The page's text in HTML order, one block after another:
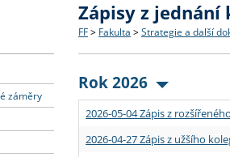
Struktura a historie
Strategie a další
Podpora a benefity pro
Absolventi fakulty
Co studovat a jak se
Učitelské studijní
Informace k průběhu
Bakalářské a magisterské
Doktorské studium
Rigorózní řízení
O vědě a výzkumu na FF
Akademické kvalifikace
Granty a projekty
Aktuální nabídky a
Vyjíždějící studenti
Přijíždějící studenti
Vyjíždějící zaměstnanci
záměry
Zápisy z jednání
FF > Fakulta > Strategie a další
Rok 2026
2026-05-04 Zápis z
2026-04-27 Zápis z užšího